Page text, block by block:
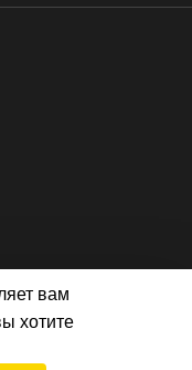
вам
хотите